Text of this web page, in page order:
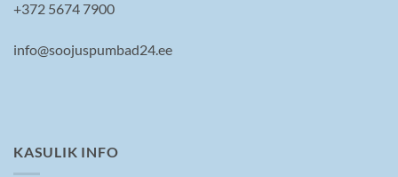
+372 5674 7900
info@soojuspumbad24.ee
KASULIK INFO